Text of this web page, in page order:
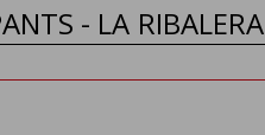
- LA RIBALERA